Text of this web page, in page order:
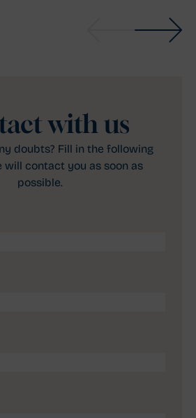
with us
doubts? Fill in the following
will contact you as soon as
possible.